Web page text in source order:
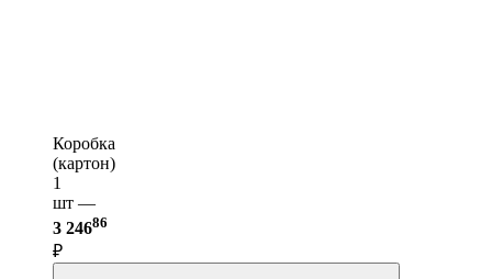
Коробка
(картон)
1
шт —
3 24686
₽